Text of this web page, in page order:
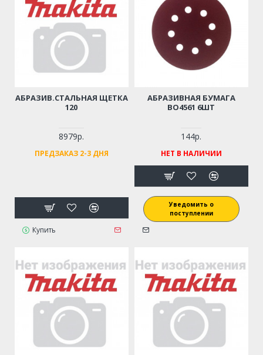
АБРАЗИВ.СТАЛЬНАЯ ЩЕТКА
120
8979р.
ПРЕДЗАКАЗ 2-3 ДНЯ
Купить
АБРАЗИВНАЯ БУМАГА
BO4561 6ШТ
144р.
НЕТ В НАЛИЧИИ
Уведомить о
поступлении